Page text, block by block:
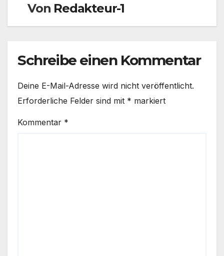
Von Redakteur-1
Schreibe einen Kommentar
Deine E-Mail-Adresse wird nicht veröffentlicht.
Erforderliche Felder sind mit * markiert
Kommentar *